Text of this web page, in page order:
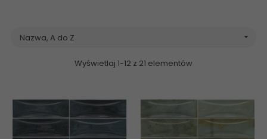
Nazwa, A do Z 
Wyświetlaj 1-12 z 21 elementów